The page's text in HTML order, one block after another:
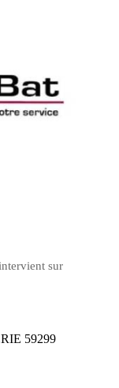
sur
59299